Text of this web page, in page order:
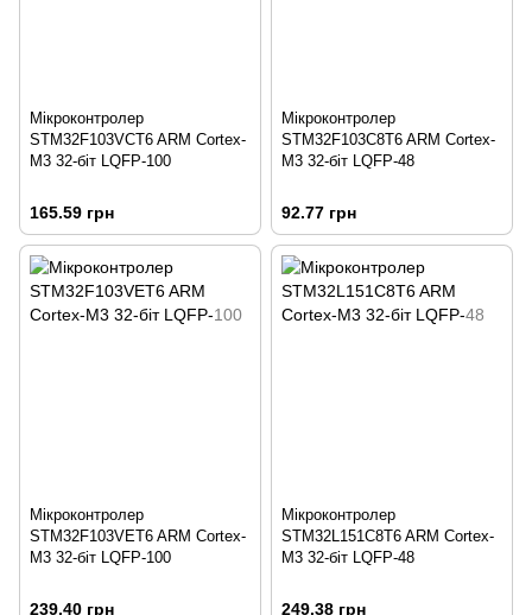
Мікроконтролер
STM32F103VCT6 ARM Cortex-
M3 32-біт LQFP-100
165.59 грн
Мікроконтролер
STM32F103C8T6 ARM Cortex-
M3 32-біт LQFP-48
92.77 грн
Мікроконтролер
STM32F103VET6 ARM Cortex-
M3 32-біт LQFP-100
239.40 грн
Мікроконтролер
STM32L151C8T6 ARM Cortex-
M3 32-біт LQFP-48
249.38 грн